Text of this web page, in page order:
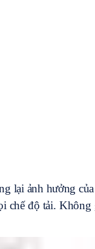
lại ảnh hưởng
độ tải.